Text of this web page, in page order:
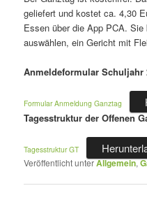
geliefert und kostet ca. 4,30
Essen über die App PCA.
auswählen, ein Gericht mit
Anmeldeformular Schuljahr
Formular Anmeldung Ganztag
Tagesstruktur der Offenen
Tagesstruktur GT
Veröffentlicht unterAllgemein,